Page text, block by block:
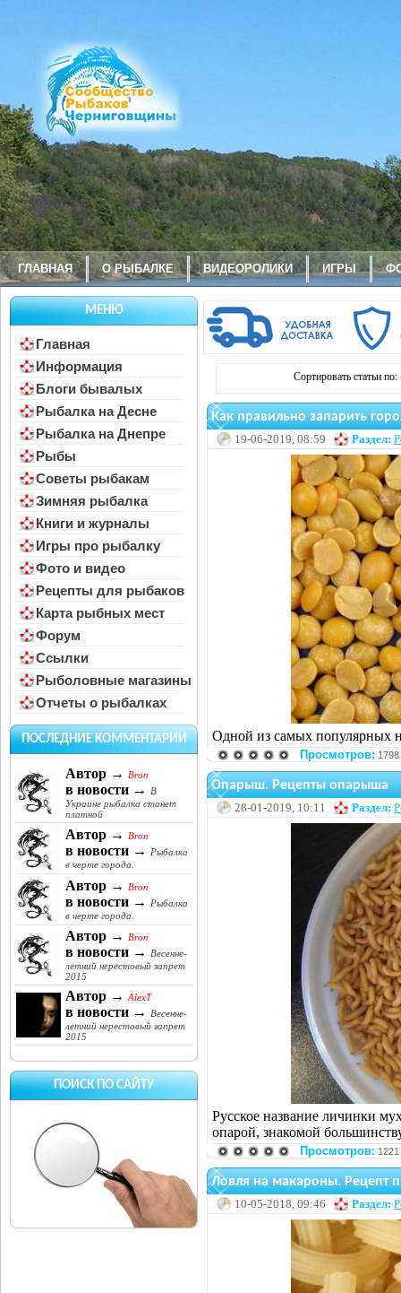
ГЛАВНАЯ О РЫБАЛКЕ ВИДЕОРОЛИКИ ИГРЫ
МЕНЮ
Главная
Информация
Блоги бывалых
Рыбалка на Десне
Рыбалка на Днепре
Рыбы
Советы рыбакам
Зимняя рыбалка
Книги и журналы
Игры про рыбалку
Фото и видео
Рецепты для рыбаков
Карта рыбных мест
Форум
Ссылки
Рыболовные магазины
Отчеты о рыбалках
ПОСЛЕДНИЕ КОММЕНТАРИИ
Автор → Bron
в новости →
В
Украине рыбалка станет
платной
Автор → Bron
в новости →
Рыбалка
в черте города.
Автор → Bron
в новости →
Рыбалка
в черте города.
Автор → Bron
в новости →
Весенне-
летний нерестовый запрет
2015
Автор → AlexT
в новости →
Весенне-
летний нерестовый запрет
2015
ПОИСК ПО САЙТУ
Сортировать статьи по:
Как правильно запарить
19-06-2019, 08:59 Раздел:
Одной из самых популярных
Просмотров:
Опарыш. Рецепты опарыша
28-01-2019, 10:11 Раздел:
Русское название личинки
опарой, знакомой
Просмотров:
Ловля на макароны. Рецепт
10-05-2018, 09:46 Раздел: